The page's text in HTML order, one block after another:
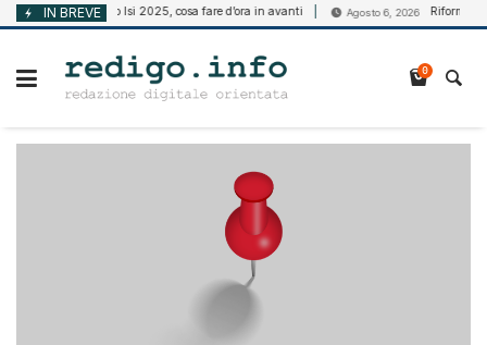
Vai
al
IN BREVE
2026 Bando Isi 2025, cosa fare d’ora in avanti Agosto 6, 2026 Riforma della
0